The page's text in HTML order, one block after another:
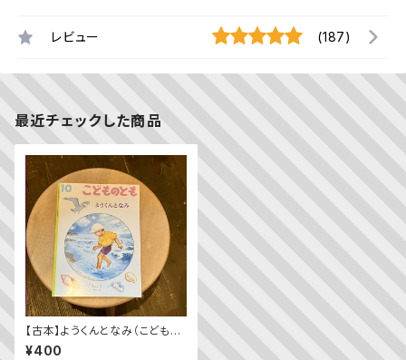
レビュー (187)
最近チェックした商品
【古本】ようくんとなみ（こどもの
とも 1996年10月号）
¥400